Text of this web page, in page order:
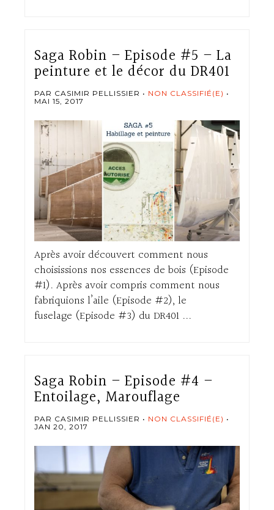
Saga Robin – Episode #5 – La
peinture et le décor du DR401
PAR CASIMIR PELLISSIER
NON CLASSIFIÉ(E)
MAI 15, 2017
Après avoir découvert comment nous
choisissions nos essences de bois (Episode
#1). Après avoir compris comment nous
fabriquions l’aile (Episode #2), le
fuselage (Episode #3) du DR401 ...
Saga Robin – Episode #4 –
Entoilage, Marouflage
PAR CASIMIR PELLISSIER
NON CLASSIFIÉ(E)
JAN 20, 2017